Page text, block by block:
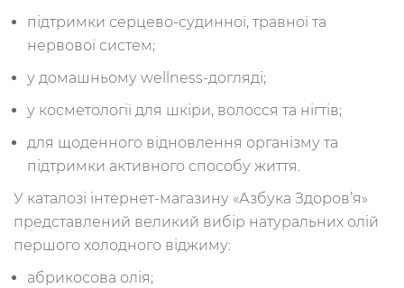
підтримки серцево-судинної, травної та
нервової систем;
у домашньому wellness-догляді;
у косметології для шкіри, волосся та нігтів;
для щоденного відновлення організму та
підтримки активного способу життя.
У каталозі інтернет-магазину «Азбука Здоров’я»
представлений великий вибір натуральних олій
першого холодного віджиму:
абрикосова олія;